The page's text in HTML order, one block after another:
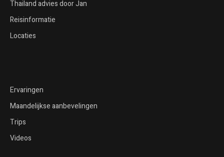
Thailand advies door Jan
Reisinformatie
Locaties
Ervaringen
Maandelijkse aanbevelingen
Trips
Videos